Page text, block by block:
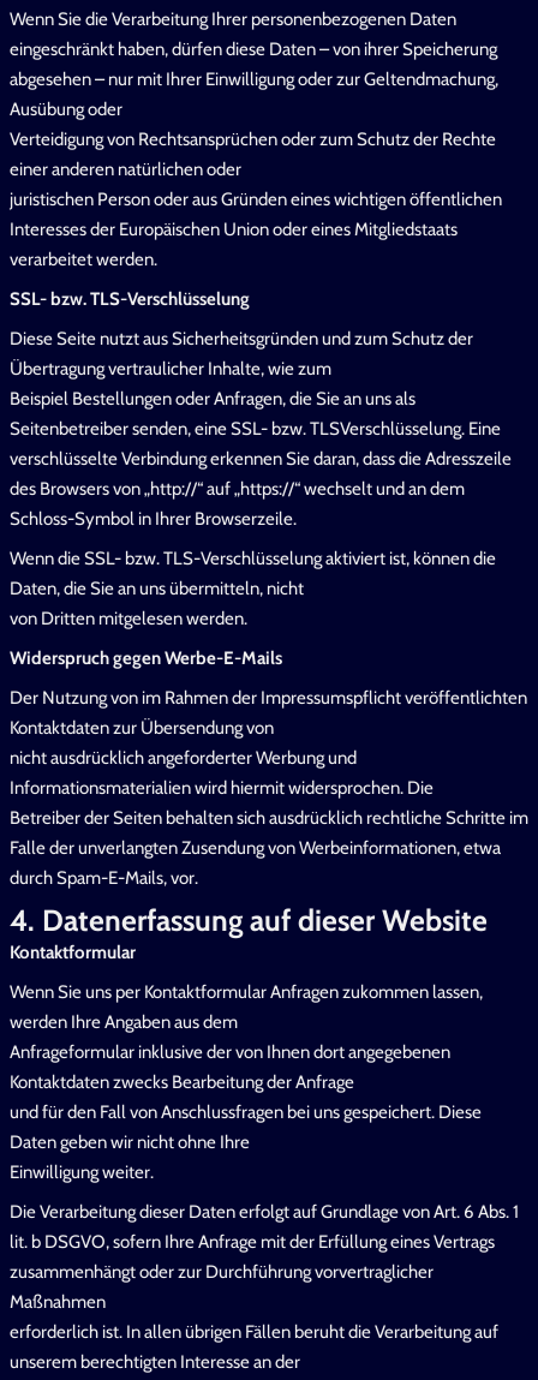
Wenn Sie die Verarbeitung Ihrer personenbezogenen Daten
eingeschränkt haben, dürfen diese Daten – von ihrer Speicherung
abgesehen – nur mit Ihrer Einwilligung oder zur Geltendmachung,
Ausübung oder
Verteidigung von Rechtsansprüchen oder zum Schutz der Rechte
einer anderen natürlichen oder
juristischen Person oder aus Gründen eines wichtigen öffentlichen
Interesses der Europäischen Union oder eines Mitgliedstaats
verarbeitet werden.
SSL- bzw. TLS-Verschlüsselung
Diese Seite nutzt aus Sicherheitsgründen und zum Schutz der
Übertragung vertraulicher Inhalte, wie zum
Beispiel Bestellungen oder Anfragen, die Sie an uns als
Seitenbetreiber senden, eine SSL- bzw. TLSVerschlüsselung. Eine
verschlüsselte Verbindung erkennen Sie daran, dass die Adresszeile
des Browsers von „http://“ auf „https://“ wechselt und an dem
Schloss-Symbol in Ihrer Browserzeile.
Wenn die SSL- bzw. TLS-Verschlüsselung aktiviert ist, können die
Daten, die Sie an uns übermitteln, nicht
von Dritten mitgelesen werden.
Widerspruch gegen Werbe-E-Mails
Der Nutzung von im Rahmen der Impressumspflicht veröffentlichten
Kontaktdaten zur Übersendung von
nicht ausdrücklich angeforderter Werbung und
Informationsmaterialien wird hiermit widersprochen. Die
Betreiber der Seiten behalten sich ausdrücklich rechtliche Schritte im
Falle der unverlangten Zusendung von Werbeinformationen, etwa
durch Spam-E-Mails, vor.
4. Datenerfassung auf dieser Website
Kontaktformular
Wenn Sie uns per Kontaktformular Anfragen zukommen lassen,
werden Ihre Angaben aus dem
Anfrageformular inklusive der von Ihnen dort angegebenen
Kontaktdaten zwecks Bearbeitung der Anfrage
und für den Fall von Anschlussfragen bei uns gespeichert. Diese
Daten geben wir nicht ohne Ihre
Einwilligung weiter.
Die Verarbeitung dieser Daten erfolgt auf Grundlage von Art. 6 Abs. 1
lit. b DSGVO, sofern Ihre Anfrage mit der Erfüllung eines Vertrags
zusammenhängt oder zur Durchführung vorvertraglicher
Maßnahmen
erforderlich ist. In allen übrigen Fällen beruht die Verarbeitung auf
unserem berechtigten Interesse an der